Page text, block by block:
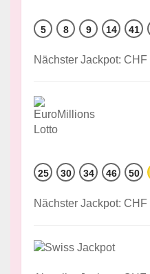
5 8 9 14 41
Nächster Jackpot:
25 30 34 46 50
Nächster Jackpot: